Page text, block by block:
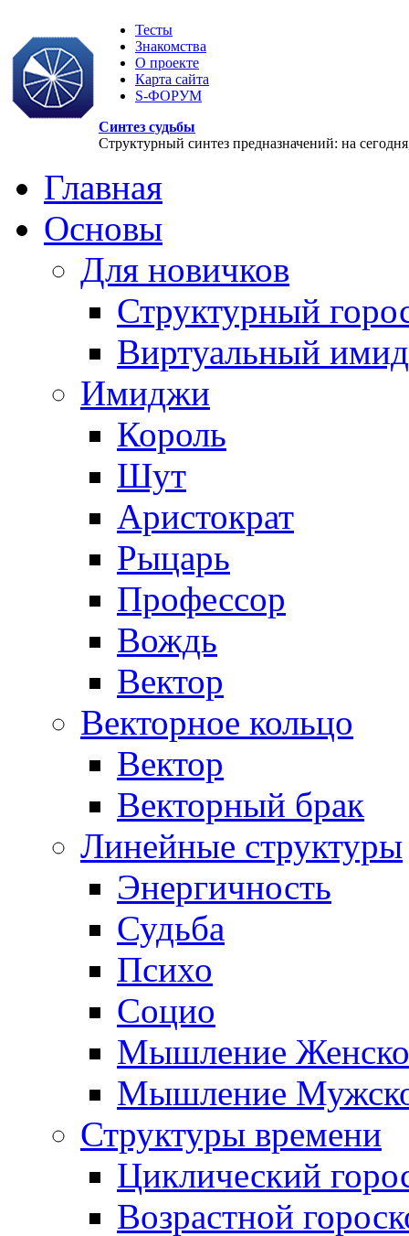
Тесты
Знакомства
О проекте
Карта сайта
S-ФОРУМ
Синтез судьбы
Структурный синтез предназначений: на
Главная
Основы
Для новичков
Структурный
Виртуальный
Имиджи
Король
Шут
Аристократ
Рыцарь
Профессор
Вождь
Вектор
Векторное кольцо
Вектор
Векторный брак
Линейные структуры
Энергичность
Судьба
Психо
Социо
Мышление
Мышление
Структуры времени
Циклический
Возрастной